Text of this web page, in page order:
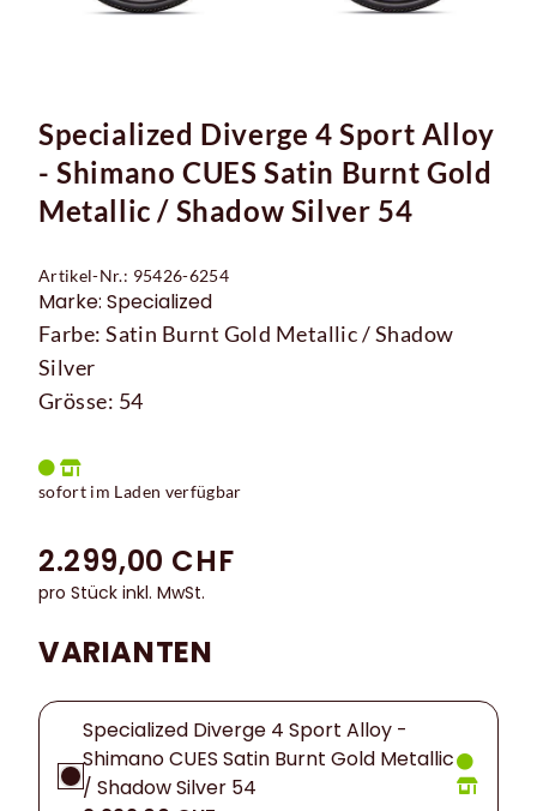
Specialized Diverge 4 Sport Alloy
- Shimano CUES Satin Burnt Gold
Metallic / Shadow Silver 54
Artikel-Nr.: 95426-6254
Marke: Specialized
Farbe: Satin Burnt Gold Metallic / Shadow
Silver
Grösse: 54
sofort im Laden verfügbar
2.299,00 CHF
pro Stück inkl. MwSt.
VARIANTEN
Specialized Diverge 4 Sport Alloy -
Shimano CUES Satin Burnt Gold Metallic
/ Shadow Silver 54